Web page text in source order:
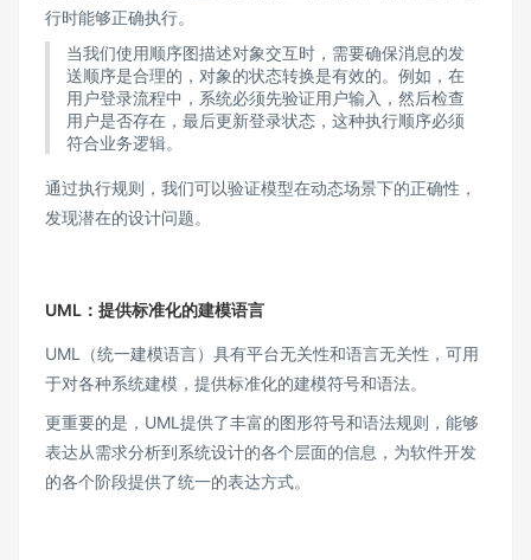
行时能够正确执行。
当我们使用顺序图描述对象交互时，需要确保消息的发
送顺序是合理的，对象的状态转换是有效的。例如，在
用户登录流程中，系统必须先验证用户输入，然后检查
用户是否存在，最后更新登录状态，这种执行顺序必须
符合业务逻辑。
通过执行规则，我们可以验证模型在动态场景下的正确性，
发现潜在的设计问题。
UML：提供标准化的建模语言
UML（统一建模语言）具有平台无关性和语言无关性，可用
于对各种系统建模，提供标准化的建模符号和语法。
更重要的是，UML提供了丰富的图形符号和语法规则，能够
表达从需求分析到系统设计的各个层面的信息，为软件开发
的各个阶段提供了统一的表达方式。